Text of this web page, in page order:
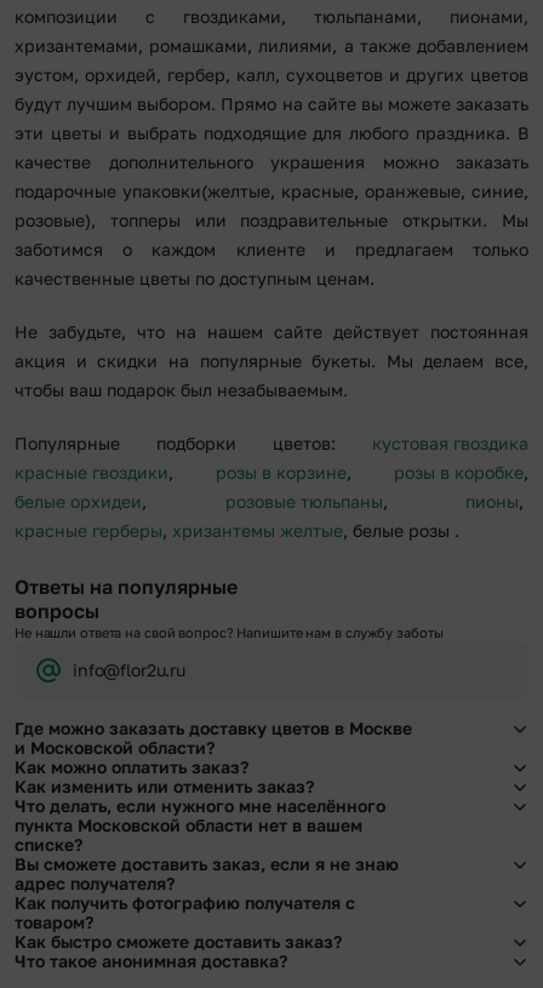
композиции с гвоздиками, тюльпанами, пионами,
хризантемами, ромашками, лилиями, а также добавлением
эустом, орхидей, гербер, калл, сухоцветов и других цветов
будут лучшим выбором. Прямо на сайте вы можете заказать
эти цветы и выбрать подходящие для любого праздника. В
качестве дополнительного украшения можно заказать
подарочные упаковки(желтые, красные, оранжевые, синие,
розовые), топперы или поздравительные открытки. Мы
заботимся о каждом клиенте и предлагаем только
качественные цветы по доступным ценам.
Не забудьте, что на нашем сайте действует постоянная
акция и скидки на популярные букеты. Мы делаем все,
чтобы ваш подарок был незабываемым.
Популярные подборки цветов: кустовая гвоздика
красные гвоздики, розы в корзине, розы в коробке,
белые орхидеи, розовые тюльпаны, пионы,
красные герберы, хризантемы желтые, белые розы .
Ответы на популярные
вопросы
Не нашли ответа на свой вопрос? Напишите нам в службу заботы
info@flor2u.ru
Где можно заказать доставку цветов в Москве
и Московской области?
Оформить доставку цветов можно в нашем приложении, на сайте flor2u.ru, по
телефону горячей линии или в чате.
Как можно оплатить заказ?
Мы предусмотрели все возможные варианты оплаты:
Наличными.
Банковскими картами Visa, MasterCard, МИР, сбп
Картами рассрочки Халва, Совесть и Свобода.
Через Yandex Pay, UnionPay,
Через Робокасса.
Как изменить или отменить заказ?
Чтобы внести изменения, выбрать другой букет или добавить подарок
свяжитесь с нашими менеджерами по телефонам горячей линии или в чате,
они помогут решить любой вопрос.
Что делать, если нужного мне населённого
пункта Московской области нет в вашем
списке?
Свяжитесь с нашими менеджерами по телефонам горячей линии или в чате.
Мы обязательно найдем выход из ситуации.
Вы сможете доставить заказ, если я не знаю
адрес получателя?
Да. У нас действует услуга «Уточнение адреса». Зная телефон получателя,
наши менеджеры связываются с получателем и уточняют адрес и удобное
время доставки.
Как получить фотографию получателя с
товаром?
При оформлении заказа Вы можете сделать отметку в поле «Фото получателя
с букетом». Фотография делается только с разрешения получателя, после чего
Как быстро сможете доставить заказ?
Мы оперативно доставим цветы по любому адресу города и области при
Что такое анонимная доставка?